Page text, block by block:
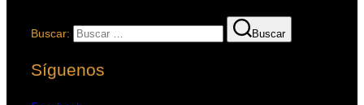
Buscar: Buscar
Síguenos